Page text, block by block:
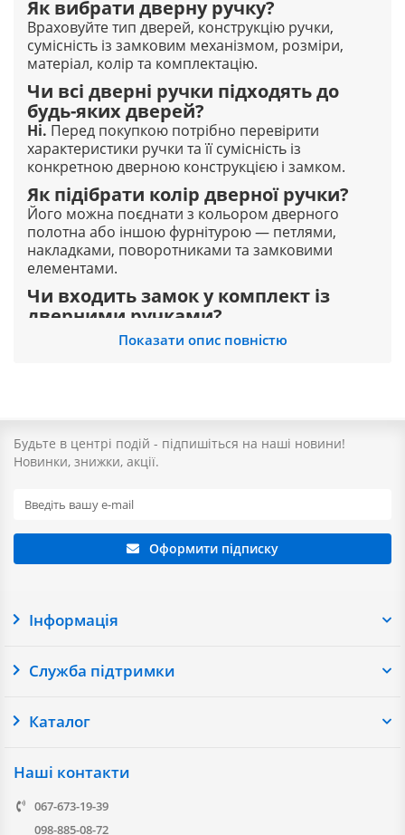
Як вибрати дверну ручку?
Враховуйте тип дверей, конструкцію ручки,
сумісність із замковим механізмом, розміри,
матеріал, колір та комплектацію.
Чи всі дверні ручки підходять до
будь-яких дверей?
Ні. Перед покупкою потрібно перевірити
характеристики ручки та її сумісність із
конкретною дверною конструкцією і замком.
Як підібрати колір дверної ручки?
Його можна поєднати з кольором дверного
полотна або іншою фурнітурою — петлями,
накладками, поворотниками та замковими
елементами.
Чи входить замок у комплект із
дверними ручками?
Комплектація залежить від конкретного товару.
Залежно від дверей можуть знадобитися петлі,
замок, циліндр, накладки, поворотник та інші
комплектуючі.
Дверні ручки в Дніпрі від ОселяБуд
Шукаєте надійного постачальника, щоб замовити дверні
ручки в Дніпрі? Ми щодня відправляємо товари по всій
Дніпро.
Львів Одеса
Показати опис повністю
Будьте в центрі подій - підпишіться на наші новини!
Новинки, знижки, акції.
Оформити підписку
Інформація
Служба підтримки
Каталог
Наші контакти
067-673-19-39
098-885-08-72